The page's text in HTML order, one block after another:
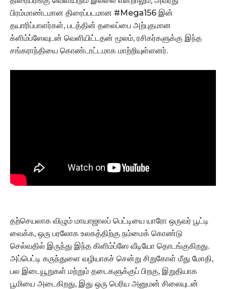
பிரம்மாண்டமான திரைப்படமான #Mega156 இன்
தயாரிப்பாளர்கள், படத்தின் தலைப்பை அற்புதமான
க்ளிம்ப்ஸேவுடன் வெளியிட்டதன் மூலம், ரசிகர்களுக்கு இந்த
சங்கராந்தியை கொண்டாட்டமாக மாற்றியுள்ளனர்.
தற்செயலாக விழும் மாயாஜாலப் பெட்டியை யாரோ ஒருவர் பூட்டி
வைக்க, ஒரு பரலோக உலகத்திற்கு நம்மைக் கொண்டு
செல்வதில் இருந்து இந்த கிளிம்ப்ஸே வீடியோ தொடங்குகிறது.
அப்பெட்டி கருந்துளை வழியாகச் சென்று சிறுகோள் மீது மோதி,
பல இடையூறுகள் மற்றும் தடைகளுக்குப் பிறகு, இறுதியாக
பூமியை அடைகிறது, இது ஒரு பெரிய அனுமன் சிலையுடன்